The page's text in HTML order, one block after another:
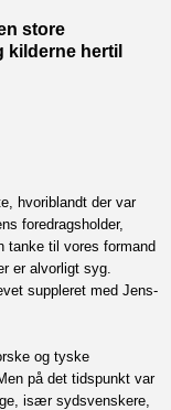
store
kilderne hertil
hvoriblandt der var
foredragsholder,
tanke til vores formand
er alvorligt syg.
suppleret med Jens-
og tyske
på det tidspunkt var
især sydsvenskere,